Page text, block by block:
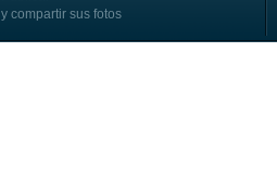
y compartir sus fotos